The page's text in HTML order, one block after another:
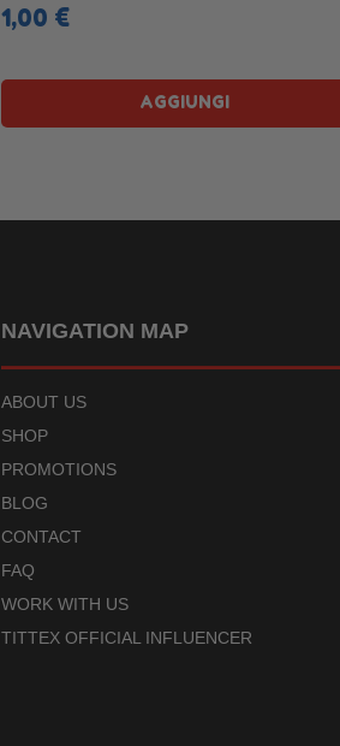
1,00 €
AGGIUNGI
NAVIGATION MAP
ABOUT US
SHOP
PROMOTIONS
BLOG
CONTACT
FAQ
WORK WITH US
TITTEX OFFICIAL INFLUENCER